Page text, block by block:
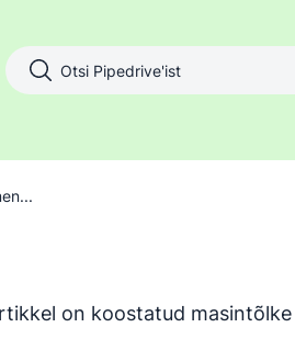
on tõlgitud inglise keelest
on koostatud masintõlke